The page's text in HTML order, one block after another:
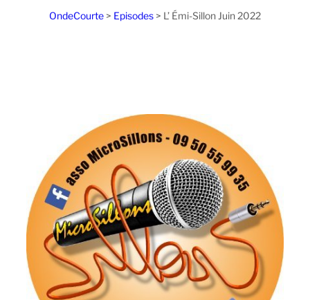
OndeCourte > Episodes > L’ Émi-Sillon Juin 2022